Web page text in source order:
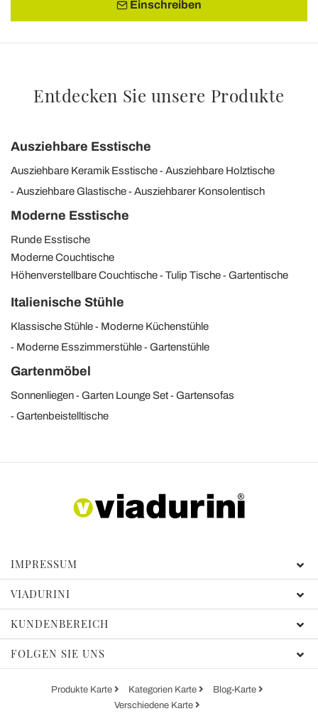
Einschreiben
Entdecken Sie unsere Produkte
Ausziehbare Esstische
Ausziehbare Keramik Esstische
Ausziehbare Holztische
Ausziehbare Glastische
Ausziehbarer Konsolentisch
Moderne Esstische
Runde Esstische
Moderne Couchtische
Höhenverstellbare Couchtische
Tulip Tische Gartentische
Italienische Stühle
Klassische Stühle
Moderne Küchenstühle
Moderne Esszimmerstühle
Gartenstühle
Gartenmöbel
Sonnenliegen Garten Lounge Set
Gartensofas
Gartenbeistelltische
IMPRESSUM
VIADURINI
KUNDENBEREICH
FOLGEN SIE UNS
Produkte Karte Kategorien Karte
Blog-Karte
Verschiedene Karte